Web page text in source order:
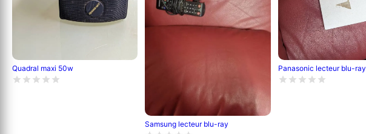
Quadral maxi 50w
Samsung lecteur blu-ray
Panasonic lecteur blu-ray